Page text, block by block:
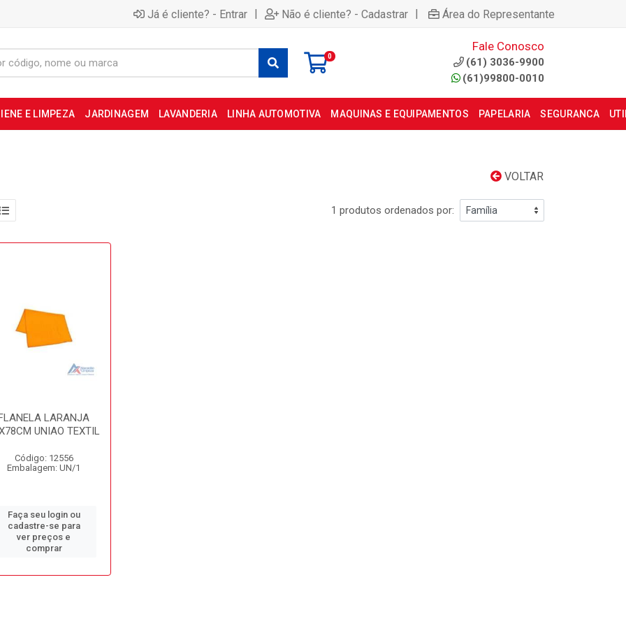
Já é cliente? - Entrar | Não é cliente? - Cadastrar | Área do Representante
0
Fale Conosco
(61) 3036-9900
(61)99800-0010
E LIMPEZA JARDINAGEM LAVANDERIA LINHA AUTOMOTIVA MAQUINAS E EQUIPAMENTOS PAPELARIA SEGURANCA
VOLTAR
1 produtos ordenados por:
LARANJA
UNIAO TEXTIL
Código: 12556
Embalagem: UN/1
Faça seu login ou
cadastre-se para
ver preços e
comprar